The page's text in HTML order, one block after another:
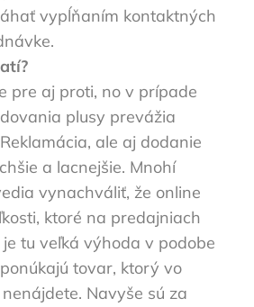
vypĺňaním kontaktných
pre aj proti, no v prípade
plusy prevážia
ale aj dodanie
a lacnejšie. Mnohí
vynachváliť, že online
ktoré na predajniach
tu veľká výhoda v podobe
tovar, ktorý vo
Navyše sú za